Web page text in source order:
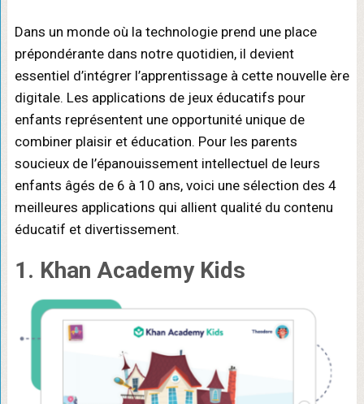
Dans un monde où la technologie prend une place
prépondérante dans notre quotidien, il devient
essentiel d’intégrer l’apprentissage à cette nouvelle ère
digitale. Les applications de jeux éducatifs pour
enfants représentent une opportunité unique de
combiner plaisir et éducation. Pour les parents
soucieux de l’épanouissement intellectuel de leurs
enfants âgés de 6 à 10 ans, voici une sélection des 4
meilleures applications qui allient qualité du contenu
éducatif et divertissement.
1. Khan Academy Kids